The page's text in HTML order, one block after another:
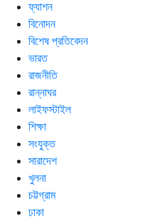
ফ্যাশন
বিনোদন
বিশেষ প্রতিবেদন
ভারত
রাজনীতি
রান্নাঘর
লাইফস্টাইল
শিক্ষা
সংযুক্ত
সারাদেশ
খুলনা
চট্টগ্রাম
ঢাকা